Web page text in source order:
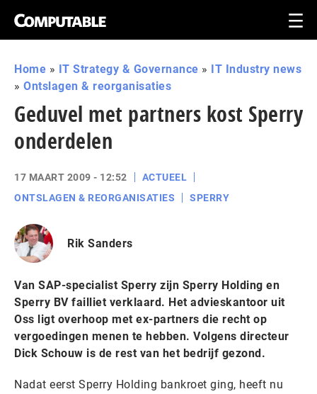
Home » IT Strategy & Governance » IT Industry news
» Ontslagen & reorganisaties
Geduvel met partners kost Sperry
onderdelen
17 MAART 2009 - 12:52
ACTUEEL
ONTSLAGEN & REORGANISATIES
SPERRY
Rik Sanders
Van SAP-specialist Sperry zijn Sperry Holding en
Sperry BV failliet verklaard. Het advieskantoor uit
Oss ligt overhoop met ex-partners die recht op
vergoedingen menen te hebben. Volgens directeur
Dick Schouw is de rest van het bedrijf gezond.
Nadat eerst Sperry Holding bankroet ging, heeft nu